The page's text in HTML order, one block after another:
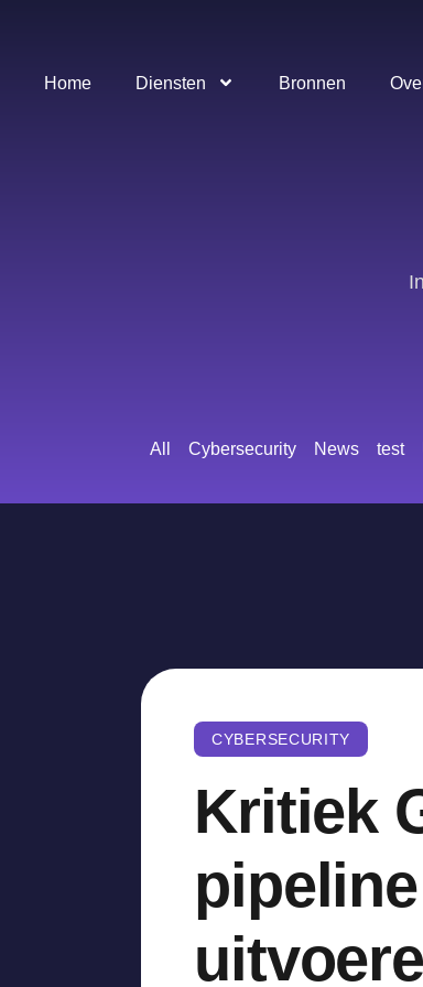
Home Diensten Bronnen
Cybersecurity News test
All
CYBERSECURITY
Kritiek